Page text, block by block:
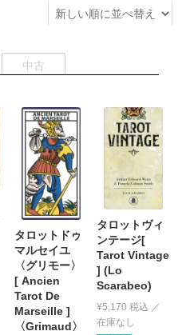
中古
タロットドゥ
マルセイユ
〈グリモー〉
[ Ancien
Tarot De
Marseille ]
〈Grimaud〉
タロットヴィ
ンテージ[
Tarot Vintage
] (Lo
Scarabeo)
¥5,170 税込